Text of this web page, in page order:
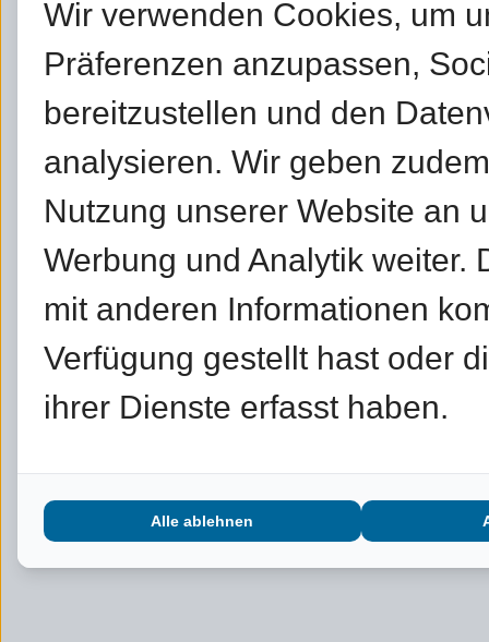
Wir verwenden Cookies, um
Präferenzen anzupassen,
bereitzustellen und den
analysieren. Wir geben
Nutzung unserer Website an
Werbung und Analytik weiter.
mit anderen Informationen
Verfügung gestellt hast oder
ihrer Dienste erfasst haben.
Alle ablehnen